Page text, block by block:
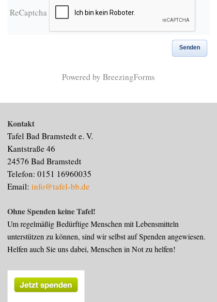
ReCaptcha
Senden
Powered by BreezingForms
Kontakt
Tafel Bad Bramstedt e. V.
Kantstraße 46
24576 Bad Bramstedt
Telefon: 0151 16960035
Email: info@tafel-bb.de
Ohne Spenden keine Tafel!
Um regelmäßig Bedürftige Menschen mit Lebensmitteln
unterstützen zu können, sind wir selbst auf Spenden angewiesen.
Helfen auch Sie uns dabei, Menschen in Not zu helfen!